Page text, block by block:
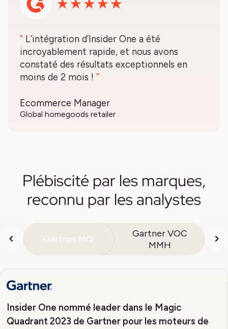
“L’intégration d’Insider One a été
incroyablement rapide, et nous avons
constaté des résultats exceptionnels en
moins de 2 mois ! ”
Ecommerce Manager
Global homegoods retailer
Plébiscité par les marques,
reconnu par les analystes
Gartner MQ
Gartner VOC
MMH
Insider One nommé leader dans le Magic
Quadrant 2023 de Gartner pour les moteurs de